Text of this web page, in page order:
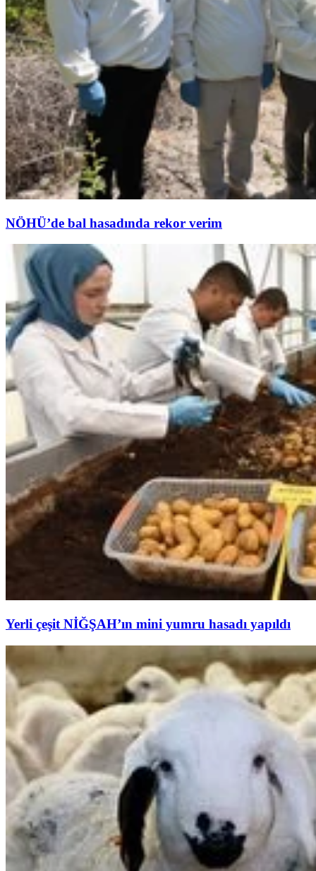
NÖHÜ’de bal hasadında rekor verim
Yerli çeşit NİĞŞAH’ın mini yumru hasadı yapıldı